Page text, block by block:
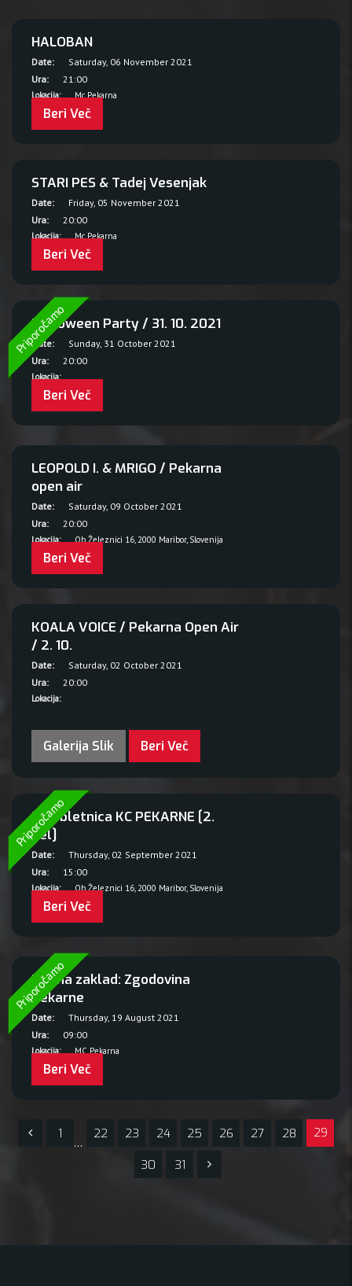
HALOBAN
Date:
Saturday, 06 November 2021
Ura:
21:00
Lokacija: Mc Pekarna
Beri Več
STARI PES & Tadej Vesenjak
Date:
Friday, 05 November 2021
Ura:
20:00
Lokacija: Mc Pekarna
Beri Več
Halloween Party / 31. 10. 2021
Date:
Sunday, 31 October 2021
Ura:
20:00
Lokacija:
Beri Več
Priporočamo
LEOPOLD I. & MRIGO / Pekarna
open air
Date:
Saturday, 09 October 2021
Ura:
20:00
Lokacija: Ob Železnici 16, 2000 Maribor, Slovenija
Beri Več
KOALA VOICE / Pekarna Open Air
/ 2. 10.
Date:
Saturday, 02 October 2021
Ura:
20:00
Lokacija:
Galerija Slik Beri Več
27. obletnica KC PEKARNE [2.
del]
Date:
Thursday, 02 September 2021
Ura:
15:00
Lokacija: Ob Železnici 16, 2000 Maribor, Slovenija
Beri Več
Priporočamo
Lov na zaklad: Zgodovina
Pekarne
Date:
Thursday, 19 August 2021
Ura:
09:00
Lokacija: MC Pekarna
Beri Več
Priporočamo
1
…
22 23 24 25 26 27 28 29
30 31